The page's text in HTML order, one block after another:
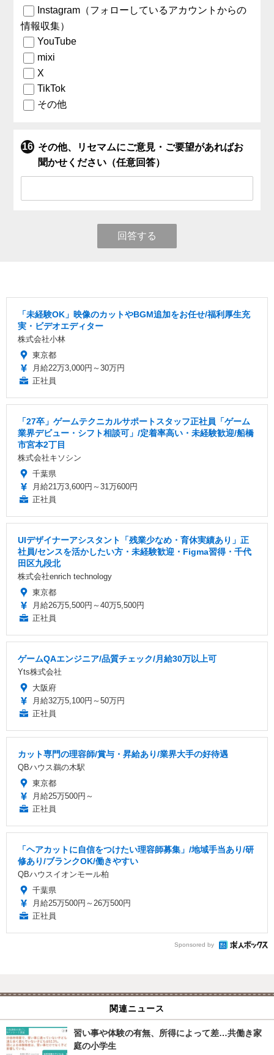
Instagram（フォローしているアカウントからの
情報収集）
YouTube
mixi
X
TikTok
その他
その他、リセマムにご意見・ご要望があればお
聞かせください（任意回答）
回答する
「未経験OK」映像のカットやBGM追加をお任せ/福利厚生充
実・ビデオエディター
株式会社小林
東京都
月給22万3,000円～30万円
正社員
「27卒」ゲームテクニカルサポートスタッフ正社員「ゲーム
業界デビュー・シフト相談可」/定着率高い・未経験歓迎/船橋
市宮本2丁目
株式会社キソシン
千葉県
月給21万3,600円～31万600円
正社員
UIデザイナーアシスタント「残業少なめ・育休実績あり」正
社員/センスを活かしたい方・未経験歓迎・Figma習得・千代
田区九段北
株式会社enrich technology
東京都
月給26万5,500円～40万5,500円
正社員
ゲームQAエンジニア/品質チェック/月給30万以上可
Yts株式会社
大阪府
月給32万5,100円～50万円
正社員
カット専門の理容師/賞与・昇給あり/業界大手の好待遇
QBハウス鵜の木駅
東京都
月給25万500円～
正社員
「ヘアカットに自信をつけたい理容師募集」/地域手当あり/研
修あり/ブランクOK/働きやすい
QBハウスイオンモール柏
千葉県
月給25万500円～26万500円
正社員
Sponsored by
関連ニュース
習い事や体験の有無、所得によって差…共働き家
庭の小学生